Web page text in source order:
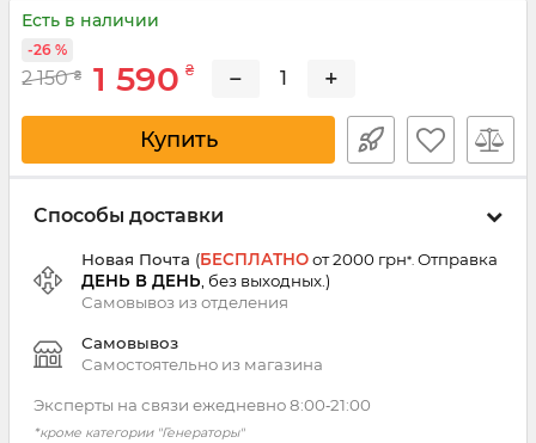
Есть в наличии
2 150 ₴ 1 590 ₴
-26 %
− +
Купить
Способы доставки
Новая Почта (БЕСПЛАТНОот 2000 грн*. Отправка
ДЕНЬ В ДЕНЬ , без выходных.)
Самовывоз изотделения
Самовывоз
Самостоятельно из магазина
Эксперты на связи ежедневно 8:00‑21:00
*кроме категории "Генераторы"